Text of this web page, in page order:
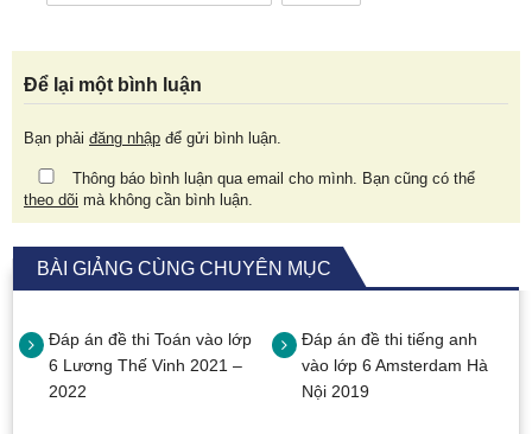
Để lại một bình luận
Bạn phải đăng nhập để gửi bình luận.
Thông báo bình luận qua email cho mình. Bạn cũng có thể
theo dõi mà không cần bình luận.
BÀI GIẢNG CÙNG CHUYÊN MỤC
Đáp án đề thi Toán vào lớp
6 Lương Thế Vinh 2021 –
2022
Đáp án đề thi tiếng anh
vào lớp 6 Amsterdam Hà
Nội 2019